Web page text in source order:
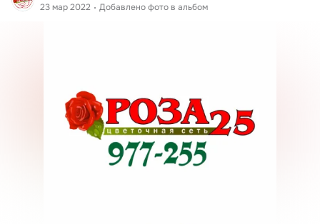
23 мар 2022 Добавлено фото в альбом